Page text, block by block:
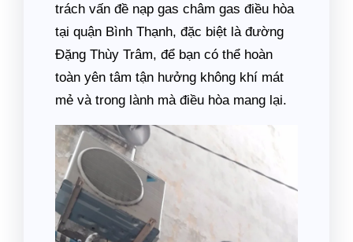
trách vấn đề nạp gas châm gas điều hòa
tại quận Bình Thạnh, đặc biệt là đường
Đặng Thùy Trâm, để bạn có thể hoàn
toàn yên tâm tận hưởng không khí mát
mẻ và trong lành mà điều hòa mang lại.